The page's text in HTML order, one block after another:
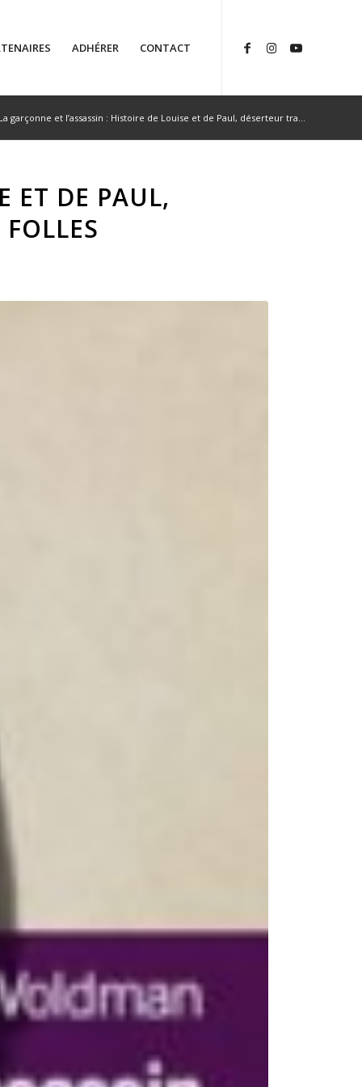
ADHÉRER CONTACT
garçonne et l’assassin : Histoire de Louise et de Paul, déserteur tra...
ET DE PAUL,